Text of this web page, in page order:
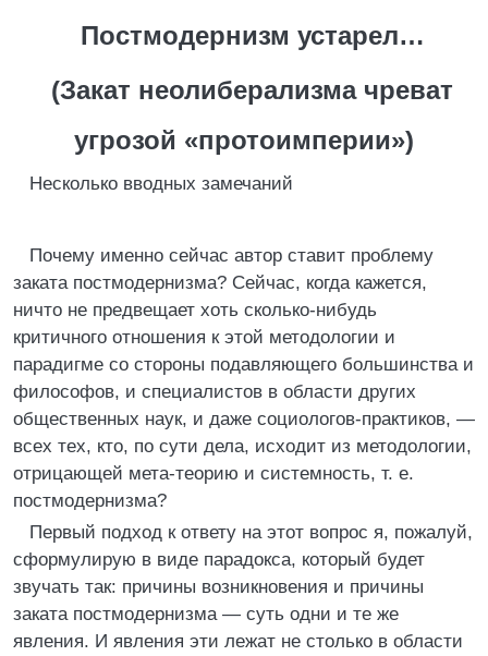
Постмодернизм устарел…
(Закат неолиберализма чреват
угрозой «протоимперии»)
Несколько вводных замечаний
Почему именно сейчас автор ставит проблему
заката постмодернизма? Сейчас, когда кажется,
ничто не предвещает хоть сколько-нибудь
критичного отношения к этой методологии и
парадигме со стороны подавляющего большинства и
философов, и специалистов в области других
общественных наук, и даже социологов-практиков, —
всех тех, кто, по сути дела, исходит из методологии,
отрицающей мета-теорию и системность, т. е.
постмодернизма?
Первый подход к ответу на этот вопрос я, пожалуй,
сформулирую в виде парадокса, который будет
звучать так: причины возникновения и причины
заката постмодернизма — суть одни и те же
явления. И явления эти лежат не столько в области